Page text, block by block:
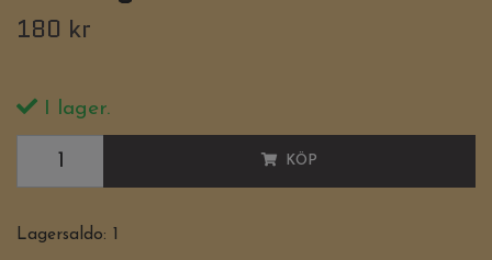
180 kr
I lager.
KÖP
Lagersaldo: 1